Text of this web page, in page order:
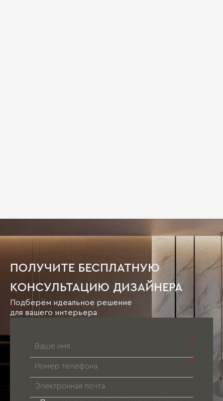
ПОЛУЧИТЕ БЕСПЛАТНУЮ
КОНСУЛЬТАЦИЮ ДИЗАЙНЕРА
Подберём идеальное решение
для вашего интерьера
*
*